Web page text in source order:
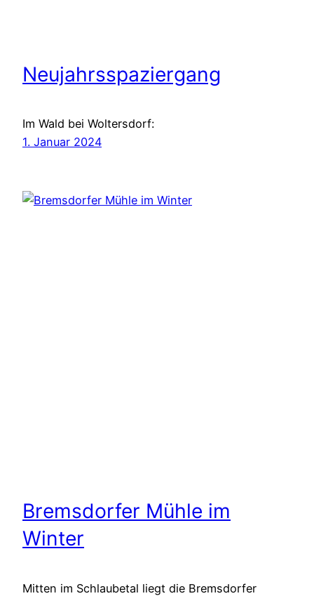
Neujahrsspaziergang
Im Wald bei Woltersdorf:
1. Januar 2024
Bremsdorfer Mühle im
Winter
Mitten im Schlaubetal liegt die Bremsdorfer